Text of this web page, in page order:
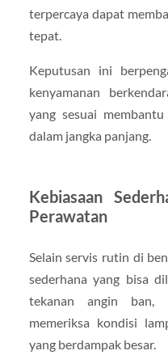
terpercaya dapat
tepat.
Keputusan ini
kenyamanan
yang sesuai
dalam jangka panjang.
Kebiasaan
Perawatan
Selain servis rutin di
sederhana yang bisa
tekanan angin ban,
memeriksa kondisi
yang berdampak besar.